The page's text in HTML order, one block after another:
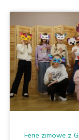
Ferie zimowe z